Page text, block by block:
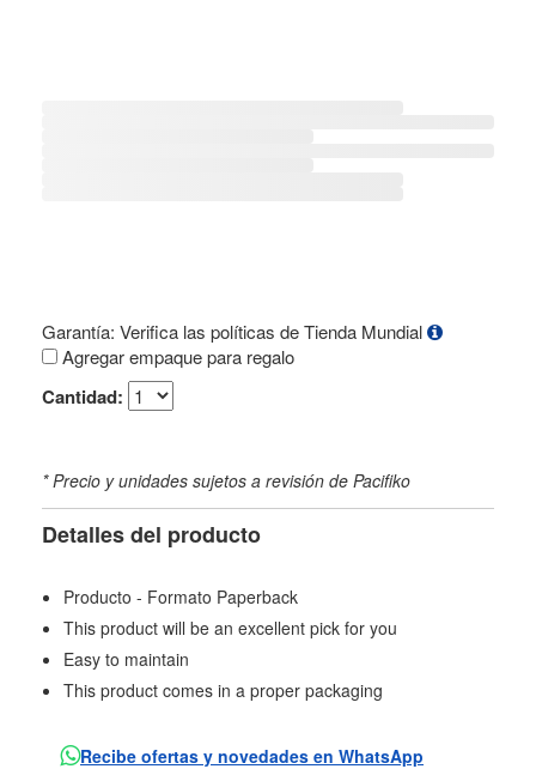
Garantía: Verifica las políticas de Tienda Mundial
Agregar empaque para regalo
Cantidad:
* Precio y unidades sujetos a revisión de Pacifiko
Detalles del producto
Producto - Formato Paperback
This product will be an excellent pick for you
Easy to maintain
This product comes in a proper packaging
Recibe ofertas y novedades en WhatsApp